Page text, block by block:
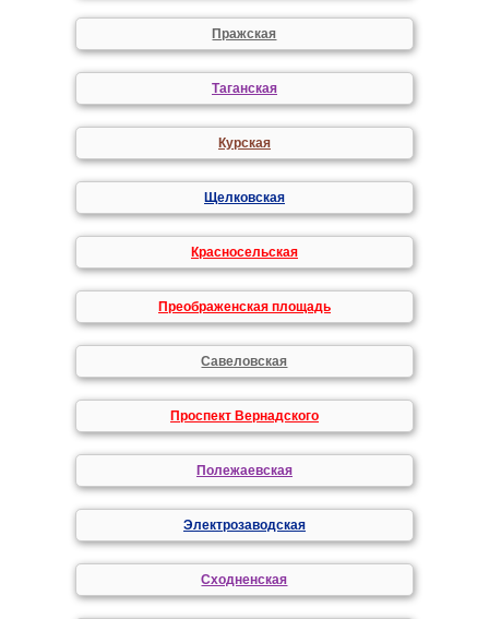
Пражская
Таганская
Курская
Щелковская
Красносельская
Преображенская площадь
Савеловская
Проспект Вернадского
Полежаевская
Электрозаводская
Сходненская